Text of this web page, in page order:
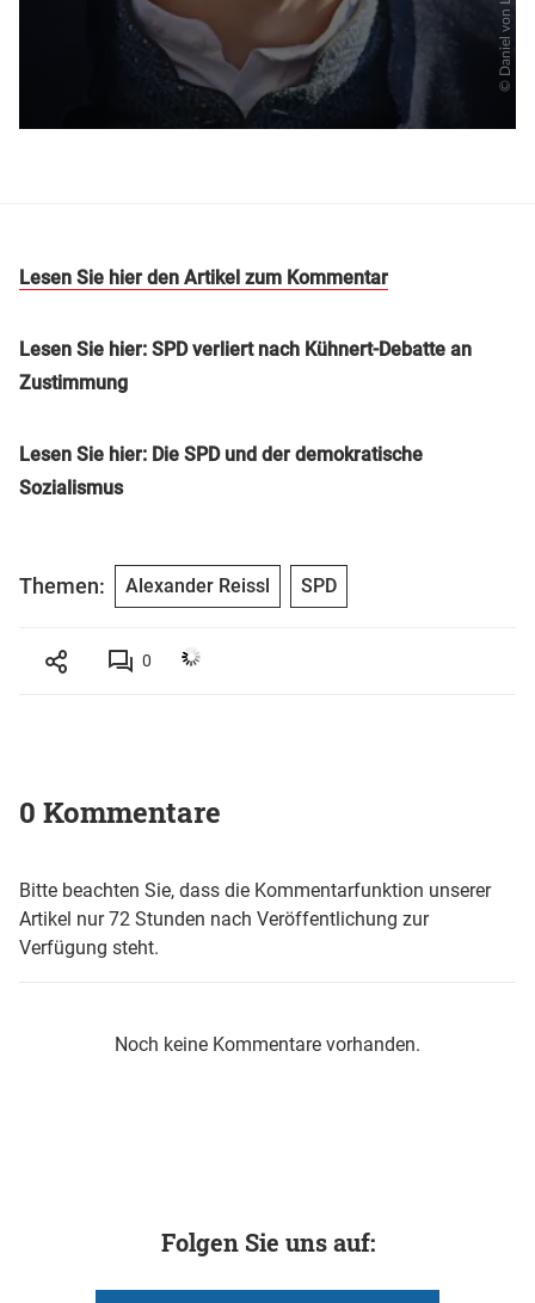
Lesen Sie hier den Artikel zum Kommentar
Lesen Sie hier: SPD verliert nach Kühnert-Debatte an
Zustimmung
Lesen Sie hier: Die SPD und der demokratische
Sozialismus
Themen: Alexander Reissl SPD
0
0 Kommentare
Bitte beachten Sie, dass die Kommentarfunktion unserer
Artikel nur 72 Stunden nach Veröffentlichung zur
Verfügung steht.
Noch keine Kommentare vorhanden.
Folgen Sie uns auf: